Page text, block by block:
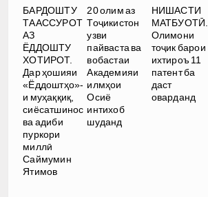
БАРДОШТУ
ТААССУРОТ
АЗ
ЁДДОШТУ
ХОТИРОТ.
Дар ҳошияи
«Ёддоштҳо»-
и муҳаққиқ,
сиёсатшинос
ва адиби
пуркори
миллӣ
Саймумин
Ятимов
20 олим аз
Тоҷикистон
узви
пайваста ва
вобастаи
Академияи
илмҳои
Осиё
интихоб
шуданд
НИШАСТИ
МАТБУОТӢ.
Олимони
тоҷик барои
ихтироъ 11
патент ба
даст
оварданд